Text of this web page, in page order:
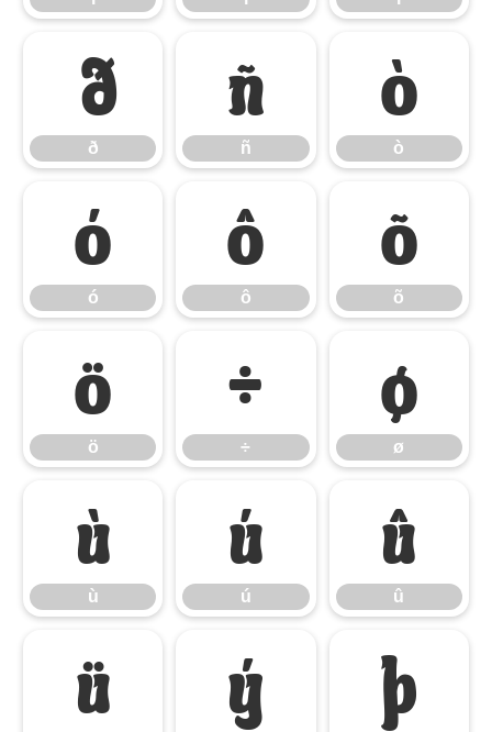
ð
ð
ñ
ñ
ò
ò
ó
ó
ô
ô
õ
õ
ö
ö
÷
÷
ø
ø
ù
ù
ú
ú
û
û
ü ý þ